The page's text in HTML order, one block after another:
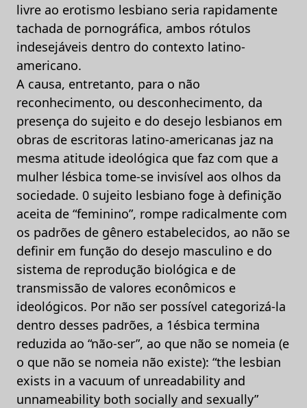
livre ao erotismo lesbiano seria rapidamente
tachada de pornográfica, ambos rótulos
indesejáveis dentro do contexto latino-
americano.
A causa, entretanto, para o não
reconhecimento, ou desconhecimento, da
presença do sujeito e do desejo lesbianos em
obras de escritoras latino-americanas jaz na
mesma atitude ideológica que faz com que a
mulher lésbica tome-se invisível aos olhos da
sociedade. 0 sujeito lesbiano foge à definição
aceita de “feminino”, rompe radicalmente com
os padrões de gênero estabelecidos, ao não se
definir em função do desejo masculino e do
sistema de reprodução biológica e de
transmissão de valores econômicos e
ideológicos. Por não ser possível categorizá-la
dentro desses padrões, a 1ésbica termina
reduzida ao “não-ser”, ao que não se nomeia (e
o que não se nomeia não existe): “the lesbian
exists in a vacuum of unreadability and
unnameability both socially and sexually”